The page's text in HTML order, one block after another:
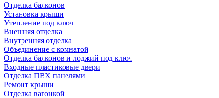
Отделка балконов
Установка крыши
Утепление под ключ
Внешняя отделка
Внутренняя отделка
Объединение с комнатой
Отделка балконов и лоджий под ключ
Входные пластиковые двери
Отделка ПВХ панелями
Ремонт крыши
Отделка вагонкой